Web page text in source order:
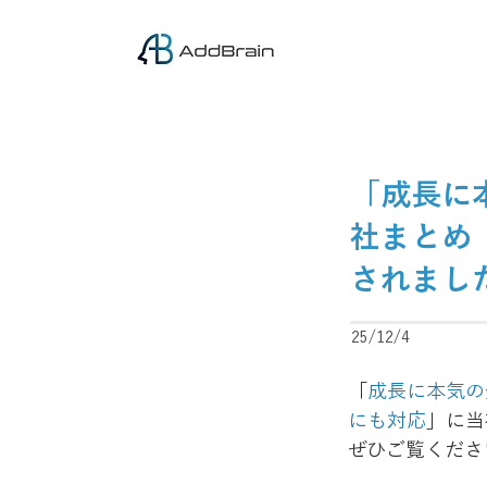
「成長
社まとめ
されまし
25/12/4
成長に本気
にも対応 」に
ぜひご覧くだ